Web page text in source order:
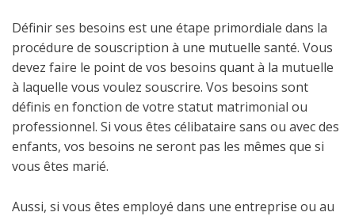
Définir ses besoins est une étape primordiale dans la
procédure de souscription à une mutuelle santé. Vous
devez faire le point de vos besoins quant à la mutuelle
à laquelle vous voulez souscrire. Vos besoins sont
définis en fonction de votre statut matrimonial ou
professionnel. Si vous êtes célibataire sans ou avec des
enfants, vos besoins ne seront pas les mêmes que si
vous êtes marié.
Aussi, si vous êtes employé dans une entreprise ou au